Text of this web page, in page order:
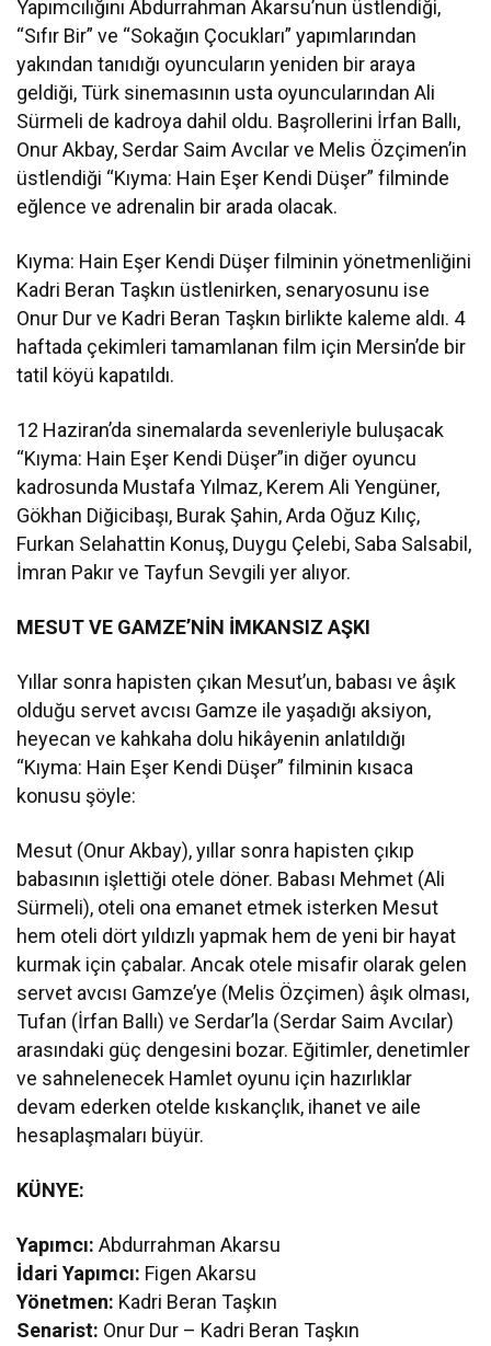
Yapımcılığını Abdurrahman Akarsu’nun üstlendiği,
“Sıfır Bir” ve “Sokağın Çocukları” yapımlarından
yakından tanıdığı oyuncuların yeniden bir araya
geldiği, Türk sinemasının usta oyuncularından Ali
Sürmeli de kadroya dahil oldu. Başrollerini İrfan Ballı,
Onur Akbay, Serdar Saim Avcılar ve Melis Özçimen’in
üstlendiği “Kıyma: Hain Eşer Kendi Düşer” filminde
eğlence ve adrenalin bir arada olacak.
Kıyma: Hain Eşer Kendi Düşer filminin yönetmenliğini
Kadri Beran Taşkın üstlenirken, senaryosunu ise
Onur Dur ve Kadri Beran Taşkın birlikte kaleme aldı. 4
haftada çekimleri tamamlanan film için Mersin’de bir
tatil köyü kapatıldı.
12 Haziran’da sinemalarda sevenleriyle buluşacak
“Kıyma: Hain Eşer Kendi Düşer”in diğer oyuncu
kadrosunda Mustafa Yılmaz, Kerem Ali Yengüner,
Gökhan Diğicibaşı, Burak Şahin, Arda Oğuz Kılıç,
Furkan Selahattin Konuş, Duygu Çelebi, Saba Salsabil,
İmran Pakır ve Tayfun Sevgili yer alıyor.
MESUT VE GAMZE’NİN İMKANSIZ AŞKI
Yıllar sonra hapisten çıkan Mesut’un, babası ve âşık
olduğu servet avcısı Gamze ile yaşadığı aksiyon,
heyecan ve kahkaha dolu hikâyenin anlatıldığı
“Kıyma: Hain Eşer Kendi Düşer” filminin kısaca
konusu şöyle:
Mesut (Onur Akbay), yıllar sonra hapisten çıkıp
babasının işlettiği otele döner. Babası Mehmet (Ali
Sürmeli), oteli ona emanet etmek isterken Mesut
hem oteli dört yıldızlı yapmak hem de yeni bir hayat
kurmak için çabalar. Ancak otele misafir olarak gelen
servet avcısı Gamze’ye (Melis Özçimen) âşık olması,
Tufan (İrfan Ballı) ve Serdar’la (Serdar Saim Avcılar)
arasındaki güç dengesini bozar. Eğitimler, denetimler
ve sahnelenecek Hamlet oyunu için hazırlıklar
devam ederken otelde kıskançlık, ihanet ve aile
hesaplaşmaları büyür.
KÜNYE:
Yapımcı: Abdurrahman Akarsu
İdari Yapımcı: Figen Akarsu
Yönetmen: Kadri Beran Taşkın
Senarist: Onur Dur – Kadri Beran Taşkın